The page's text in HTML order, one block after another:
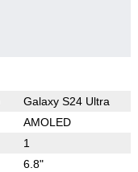
Galaxy S24 Ultra
AMOLED
1
6.8"